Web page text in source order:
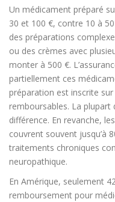
Un médicament préparé
30 et 100 €, contre 10 à
des préparations
ou des crèmes avec
monter à 500 €.
partiellement ces
préparation est inscrite
remboursables. La plupart
différence. En revanche,
couvrent souvent jusqu’à
traitements chroniques
neuropathique.
En Amérique, seulement
remboursement pour